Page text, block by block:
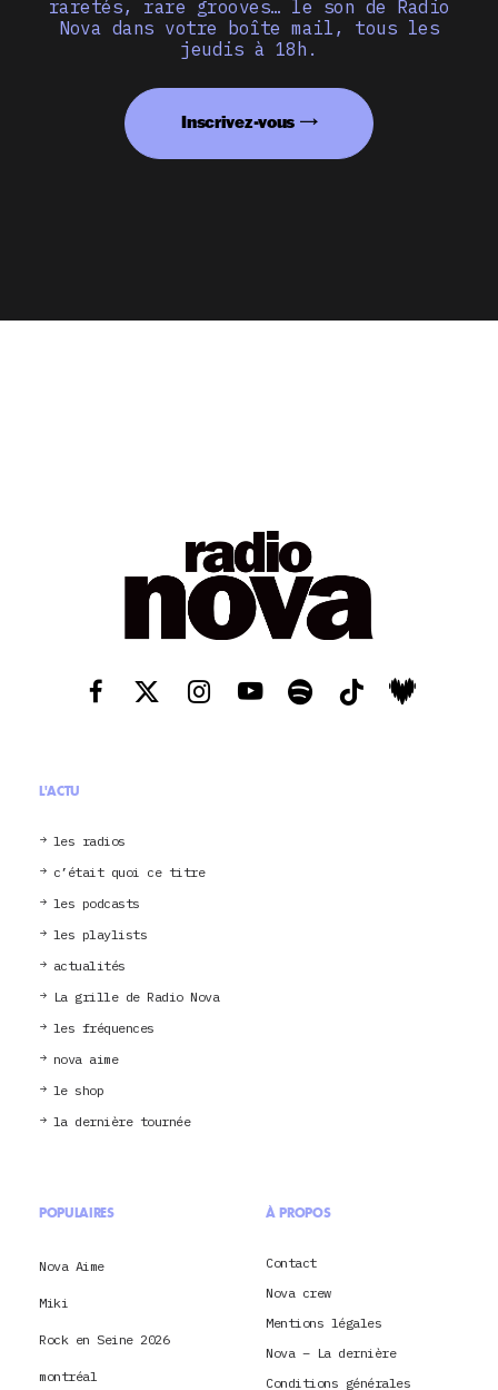
raretés, rare grooves… le son de Radio
Nova dans votre boîte mail, tous les
jeudis à 18h.
Inscrivez-vous
L'ACTU
les radios
c’était quoi ce titre
les podcasts
les playlists
actualités
La grille de Radio Nova
les fréquences
nova aime
le shop
la dernière tournée
POPULAIRES
Nova Aime
Miki
Rock en Seine 2026
montréal
À PROPOS
Contact
Nova crew
Mentions légales
Nova – La dernière
Conditions générales